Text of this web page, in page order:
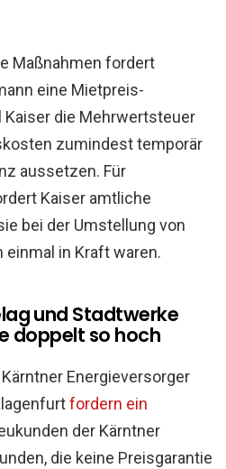
Maßnahmen fordert
eine Mietpreis-
Kaiser die Mehrwertsteuer
zumindest temporär
aussetzen. Für
Kaiser amtliche
bei der Umstellung von
einmal in Kraft waren.
und Stadtwerke
doppelt so hoch
Energieversorger
fordern ein
der Kärntner
die keine Preisgarantie